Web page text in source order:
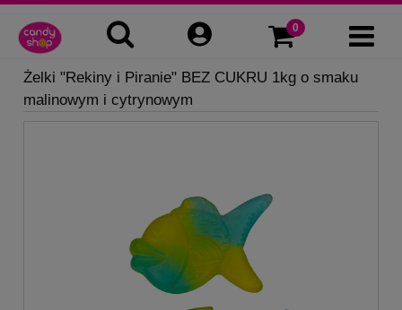
Żelki "Rekiny i Piranie" BEZ CUKRU 1kg o smaku
malinowym i cytrynowym